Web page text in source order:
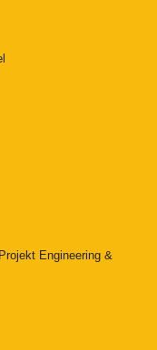
Engineering &